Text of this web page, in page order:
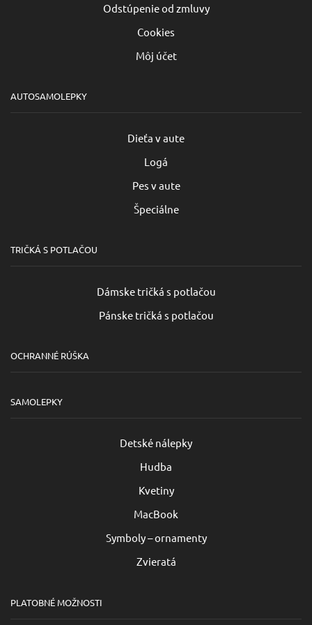
Odstúpenie od zmluvy
Cookies
Môj účet
AUTOSAMOLEPKY
Dieťa v aute
Logá
Pes v aute
Špeciálne
TRIČKÁ S POTLAČOU
Dámske tričká s potlačou
Pánske tričká s potlačou
OCHRANNÉ RÚŠKA
SAMOLEPKY
Detské nálepky
Hudba
Kvetiny
MacBook
Symboly – ornamenty
Zvieratá
PLATOBNÉ MOŽNOSTI